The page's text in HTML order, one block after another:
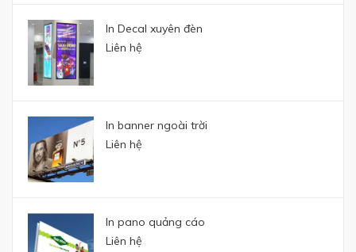
In Decal xuyên đèn
Liên hệ
In banner ngoài trời
Liên hệ
In pano quảng cáo
Liên hệ